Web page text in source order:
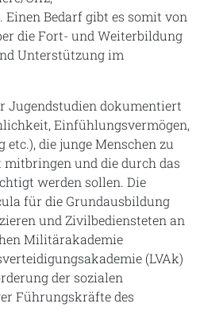
Einen Bedarf gibt es somit von
die Fort- und Weiterbildung
Unterstützung im
Jugendstudien dokumentiert
Einfühlungsvermögen,
die junge Menschen zu
und die durch das
werden sollen. Die
für die Grundausbildung
und Zivilbediensteten an
Militärakademie
(LVAk)
der sozialen
Führungskräfte des